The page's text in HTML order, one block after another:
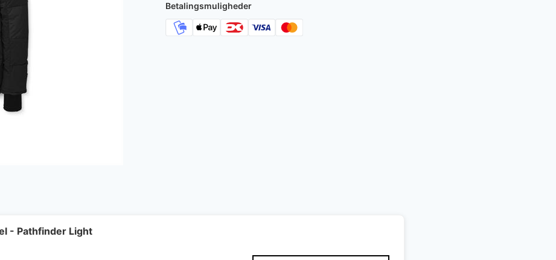
Betalingsmuligheder
- Pathfinder Light